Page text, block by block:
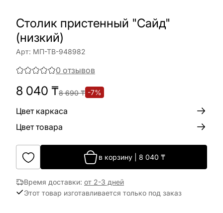
Cтолик пристенный "Сайд"
(низкий)
Арт: МП-ТВ-948982
0 отзывов
8 040 ₸8 690₸ -7%
Цвет каркаса
Цвет товара
в корзину| 8 040 ₸
Время доставки: от 2-3 дней
Этот товар изготавливается только под заказ